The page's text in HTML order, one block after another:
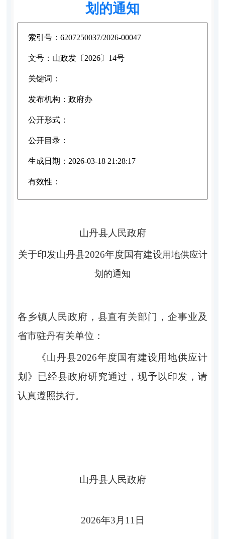
划的通知
索引号： 6207250037/2026-00047
文号： 山政发〔2026〕14号
关键词：
发布机构： 政府办
公开形式：
公开目录：
生成日期： 2026-03-18 21:28:17
有效性：
山丹县人民政府
关于印发山丹县2026年度国有建设用地供应计
划的通知
各乡镇人民政府，县直有关部门，企事业及
省市驻丹有关单位 ：
《山丹县2026年度国有建设用地供应计
划》 已经县政府研究通过，现予以印发，请
认真遵照执行。
山丹县人民政府
2026年3 月 11 日